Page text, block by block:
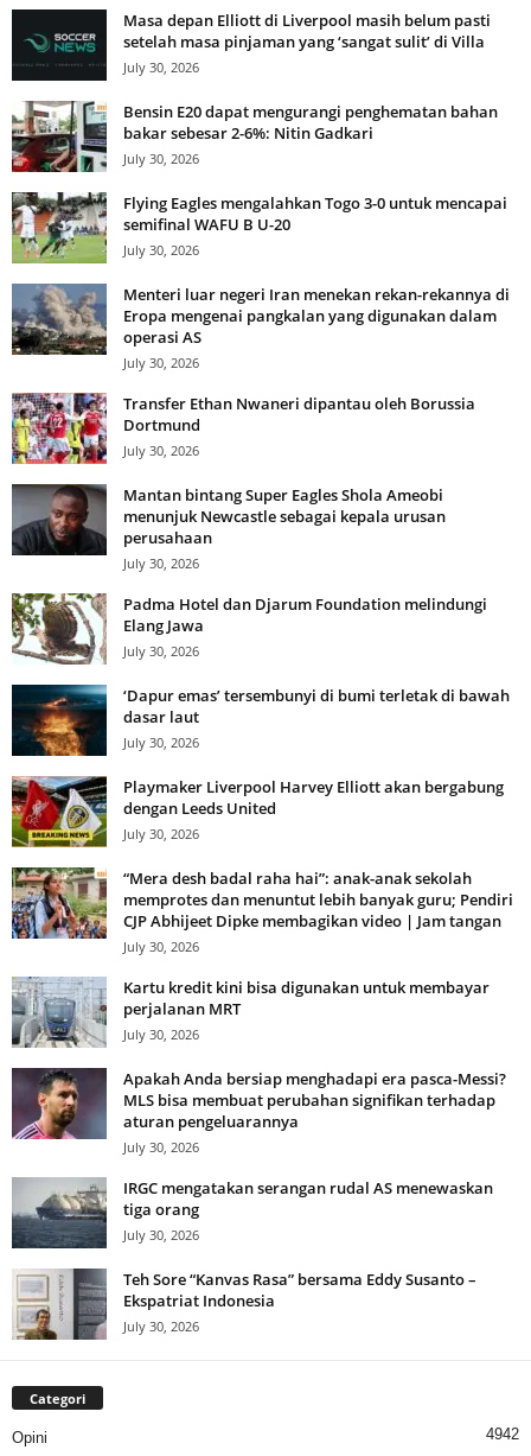
Masa depan Elliott di Liverpool masih belum pasti
setelah masa pinjaman yang ‘sangat sulit’ di Villa
July 30, 2026
Bensin E20 dapat mengurangi penghematan bahan
bakar sebesar 2-6%: Nitin Gadkari
July 30, 2026
Flying Eagles mengalahkan Togo 3-0 untuk mencapai
semifinal WAFU B U-20
July 30, 2026
Menteri luar negeri Iran menekan rekan-rekannya di
Eropa mengenai pangkalan yang digunakan dalam
operasi AS
July 30, 2026
Transfer Ethan Nwaneri dipantau oleh Borussia
Dortmund
July 30, 2026
Mantan bintang Super Eagles Shola Ameobi
menunjuk Newcastle sebagai kepala urusan
perusahaan
July 30, 2026
Padma Hotel dan Djarum Foundation melindungi
Elang Jawa
July 30, 2026
‘Dapur emas’ tersembunyi di bumi terletak di bawah
dasar laut
July 30, 2026
Playmaker Liverpool Harvey Elliott akan bergabung
dengan Leeds United
July 30, 2026
“Mera desh badal raha hai”: anak-anak sekolah
memprotes dan menuntut lebih banyak guru; Pendiri
CJP Abhijeet Dipke membagikan video | Jam tangan
July 30, 2026
Kartu kredit kini bisa digunakan untuk membayar
perjalanan MRT
July 30, 2026
Apakah Anda bersiap menghadapi era pasca-Messi?
MLS bisa membuat perubahan signifikan terhadap
aturan pengeluarannya
July 30, 2026
IRGC mengatakan serangan rudal AS menewaskan
tiga orang
July 30, 2026
Teh Sore “Kanvas Rasa” bersama Eddy Susanto –
Ekspatriat Indonesia
July 30, 2026
Categori
Opini 4942